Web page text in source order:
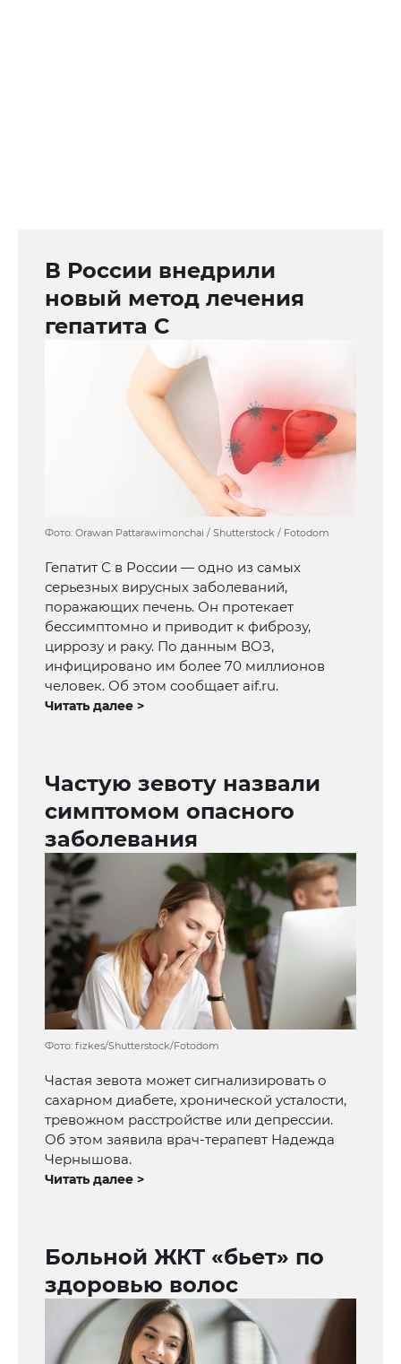
В России внедрили
новый метод лечения
гепатита С
Фото: Orawan Pattarawimonchai / Shutterstock / Fotodom
Гепатит С в России — одно из самых
серьезных вирусных заболеваний,
поражающих печень. Он протекает
бессимптомно и приводит к фиброзу,
циррозу и раку. По данным ВОЗ,
инфицировано им более 70 миллионов
человек. Об этом сообщает aif.ru.
Читать далее >
Частую зевоту назвали
симптомом опасного
заболевания
Фото: fizkes/Shutterstock/Fotodom
Частая зевота может сигнализировать о
сахарном диабете, хронической усталости,
тревожном расстройстве или депрессии.
Об этом заявила врач-терапевт Надежда
Чернышова.
Читать далее >
Больной ЖКТ «бьет» по
здоровью волос